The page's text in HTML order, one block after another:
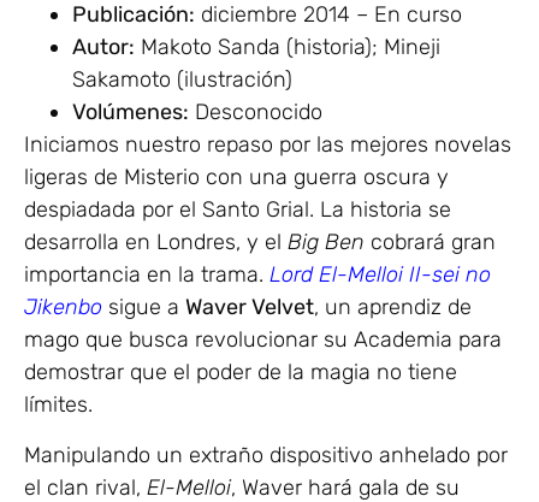
Publicación: diciembre 2014 – En curso
Autor: Makoto Sanda (historia); Mineji
Sakamoto (ilustración)
Volúmenes: Desconocido
Iniciamos nuestro repaso por las mejores novelas
ligeras de Misterio con una guerra oscura y
despiadada por el Santo Grial. La historia se
desarrolla en Londres, y el Big Ben cobrará gran
importancia en la trama. Lord El-Melloi II-sei no
Jikenbo sigue a Waver Velvet, un aprendiz de
mago que busca revolucionar su Academia para
demostrar que el poder de la magia no tiene
límites.
Manipulando un extraño dispositivo anhelado por
el clan rival, El-Melloi, Waver hará gala de su